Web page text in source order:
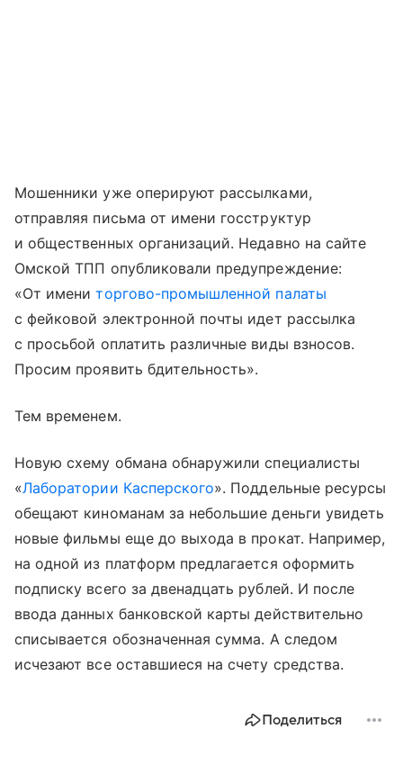
Мошенники уже оперируют рассылками,
отправляя письма от имени госструктур
и общественных организаций. Недавно на сайте
Омской ТПП опубликовали предупреждение:
«От имениторгово-промышленной палаты
с фейковой электронной почты идет рассылка
с просьбой оплатить различные виды взносов.
Просим проявить бдительность».
Тем временем.
Новую схему обмана обнаружили специалисты
«Лаборатории Касперского». Поддельные ресурсы
обещают киноманам за небольшие деньги увидеть
новые фильмы еще до выхода в прокат. Например,
на одной из платформ предлагается оформить
подписку всего за двенадцать рублей. И после
ввода данных банковской карты действительно
списывается обозначенная сумма. А следом
исчезают все оставшиеся на счету средства.
Поделиться